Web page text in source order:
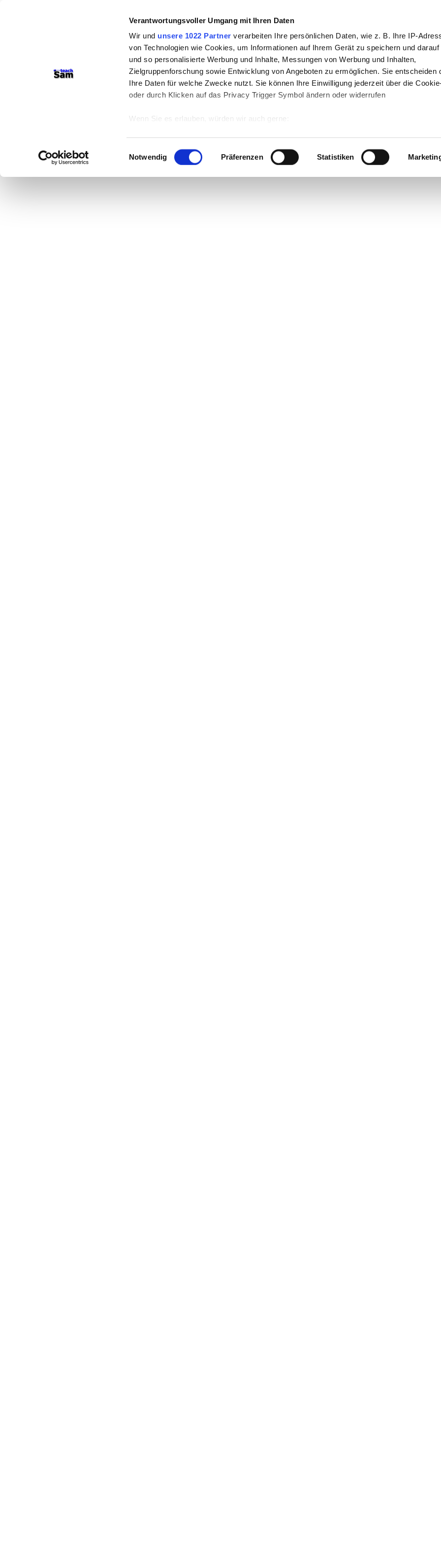
Verantwortungsvoller Umgang mit Ihren Daten
Wir und unsere 1022 Partner verarbeiten Ihre persönlichen Daten, wie z. B. Ihre IP-
von Technologien wie Cookies, um Informationen auf Ihrem Gerät zu speichern und
und so personalisierte Werbung und Inhalte, Messungen von Werbung und Inhalten,
Zielgruppenforschung sowie Entwicklung von Angeboten zu ermöglichen. Sie entscheiden
Ihre Daten für welche Zwecke nutzt. Sie können Ihre Einwilligung jederzeit über die
oder durch Klicken auf das Privacy Trigger Symbol ändern oder widerrufen
Wenn Sie es erlauben, würden wir auch gerne:
Ihr Gerät durch aktives Scannen nach bestimmten Merkmalen (Fingerprinting)
Erfahren Sie mehr darüber, wie Ihre persönlichen Daten verarbeitet werden, und legen Sie
Präferenzen imAbschnitt Einzelheitenfest.
Einwilligungsauswahl
Notwendig Präferenzen Statistiken